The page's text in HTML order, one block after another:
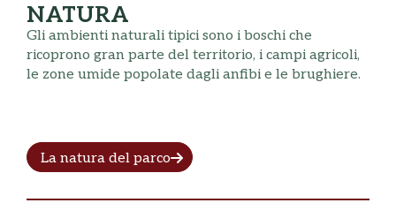
NATURA
Gli ambienti naturali tipici sono i boschi che
ricoprono gran parte del territorio, i campi agricoli,
le zone umide popolate dagli anfibi e le brughiere.
La natura del parco